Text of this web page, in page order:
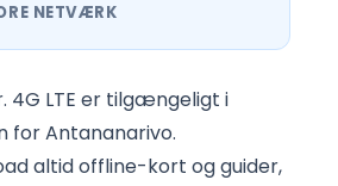
NETVÆRK
4G LTE er tilgængeligt i
for Antananarivo.
altid offline-kort og guider,